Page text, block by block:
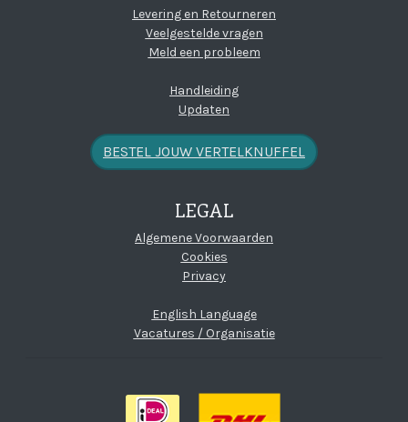
Levering en Retourneren
Veelgestelde vragen
Meld een probleem
Handleiding
Updaten
BESTEL JOUW VERTELKNUFFEL
LEGAL
Algemene Voorwaarden
Cookies
Privacy
English Language
Vacatures / Organisatie